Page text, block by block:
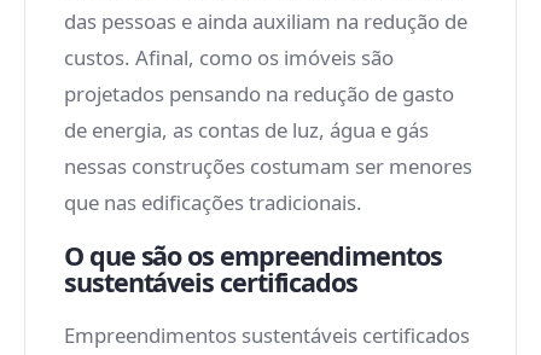
das pessoas e ainda auxiliam na redução de
custos. Afinal, como os imóveis são
projetados pensando na redução de gasto
de energia, as contas de luz, água e gás
nessas construções costumam ser menores
que nas edificações tradicionais.
O que são os empreendimentos
sustentáveis certificados
Empreendimentos sustentáveis certificados